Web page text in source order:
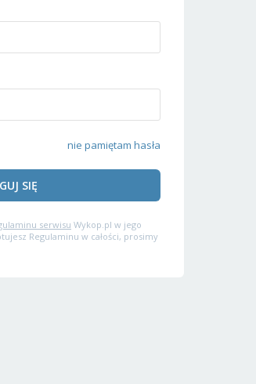
nie pamiętam hasła
SIĘ
serwisu Wykop.pl w jego
Regulaminu w całości, prosimy